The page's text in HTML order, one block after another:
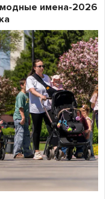
имена-2026